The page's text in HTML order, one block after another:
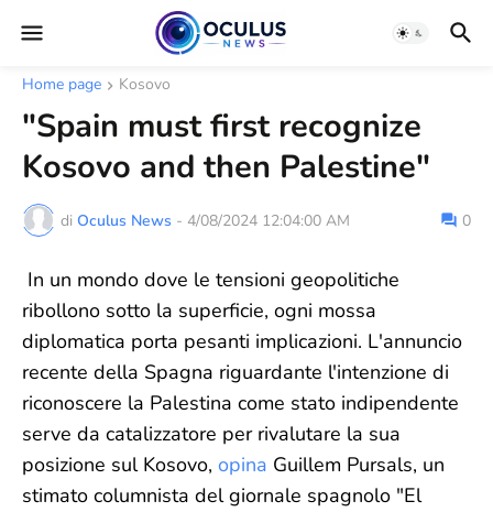
Home page Kosovo
"Spain must first recognize
Kosovo and then Palestine"
di Oculus News - 4/08/2024 12:04:00 AM 0
In un mondo dove le tensioni geopolitiche
ribollono sotto la superficie, ogni mossa
diplomatica porta pesanti implicazioni. L'annuncio
recente della Spagna riguardante l'intenzione di
riconoscere la Palestina come stato indipendente
serve da catalizzatore per rivalutare la sua
posizione sul Kosovo, opina Guillem Pursals, un
stimato columnista del giornale spagnolo "El